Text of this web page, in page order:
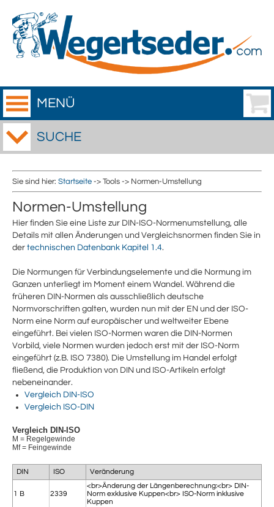
MENÜ
SUCHE
Sie sind hier: Startseite -> Tools -> Normen-Umstellung
Normen-Umstellung
Hier finden Sie eine Liste zur DIN-ISO-Normenumstellung, alle
Details mit allen Änderungen und Vergleichsnormen finden Sie in
der technischen Datenbank Kapitel 1.4.
Die Normungen für Verbindungselemente und die Normung im
Ganzen unterliegt im Moment einem Wandel. Während die
früheren DIN-Normen als ausschließlich deutsche
Normvorschriften galten, wurden nun mit der EN und der ISO-
Norm eine Norm auf europäischer und weltweiter Ebene
eingeführt. Bei vielen ISO-Normen waren die DIN-Normen
Vorbild, viele Normen wurden jedoch erst mit der ISO-Norm
eingeführt (z.B. ISO 7380). Die Umstellung im Handel erfolgt
fließend, die Produktion von DIN und ISO-Artikeln erfolgt
nebeneinander.
Vergleich DIN-ISO
Vergleich ISO-DIN
Vergleich DIN-ISO
M = Regelgewinde
Mf = Feingewinde
DIN ISO Veränderung
1 B 2339
<br>Änderung der Längenberechnung:<br> DIN-
Norm exklusive Kuppen<br> ISO-Norm inklusive
Kuppen